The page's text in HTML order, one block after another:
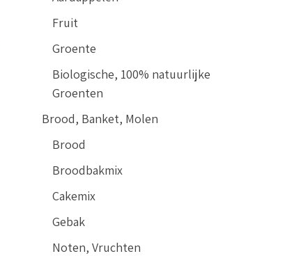
Fruit
Groente
Biologische, 100% natuurlijke
Groenten
Brood, Banket, Molen
Brood
Broodbakmix
Cakemix
Gebak
Noten, Vruchten